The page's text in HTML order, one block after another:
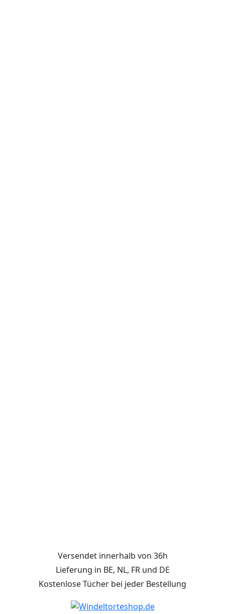
Versendet innerhalb von 36h
Lieferung in BE, NL, FR und DE
Kostenlose Tücher bei jeder Bestellung